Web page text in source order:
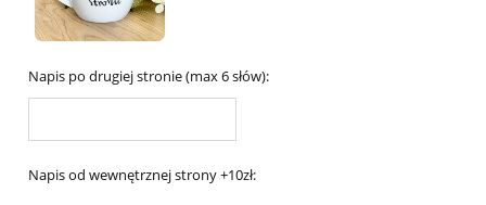
Napis po drugiej stronie (max 6 słów):
Napis od wewnętrznej strony +10zł: